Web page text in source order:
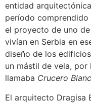
entidad
período
el proyecto de uno
vivían en Serbia en
diseño de los
un mástil de vela,
llamaba Crucero
El arquitecto Dragisa